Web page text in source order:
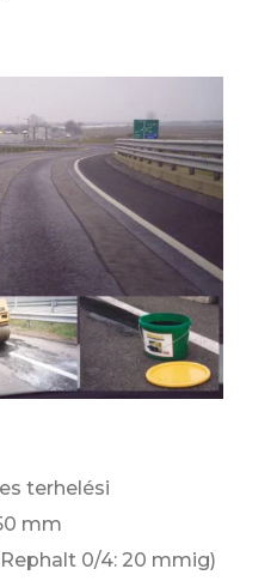
terhelési
mm
0/4: 20 mmig)